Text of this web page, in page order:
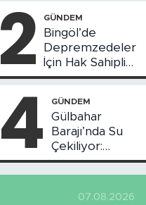
2 GÜNDEM
Bingöl’de
Depremzedeler
İçin Hak Sahipliği
Askı Süreci
4 GÜNDEM
Gülbahar
Barajı’nda Su
Çekiliyor:
Piknikçi Sayısı
Azaldı
07.08.2026